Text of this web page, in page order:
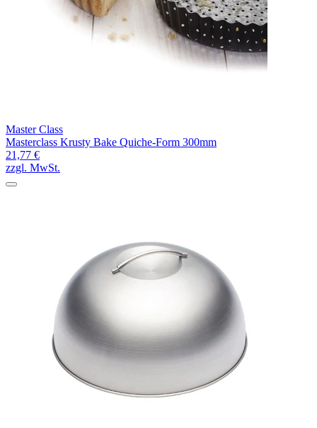
Master Class
Masterclass Krusty Bake Quiche-Form 300mm
21,77 €
zzgl. MwSt.